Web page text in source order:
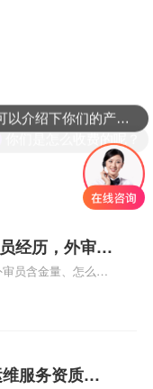
经历，外审员
员含金量、怎么才
的外审员、我
服务资质二
可以介绍下你们的产品么？
你们是怎么收费的呢？